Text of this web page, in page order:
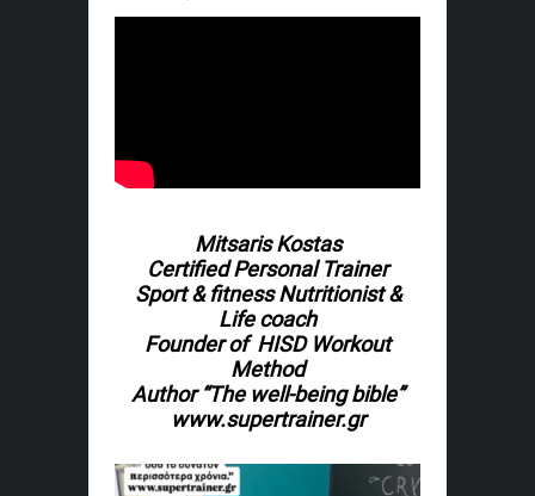
Mitsaris Kostas
Certified Personal Trainer
Sport & fitness Nutritionist &
Life coach
Founder of HISD Workout
Method
Author “The well-being bible”
www.supertrainer.gr